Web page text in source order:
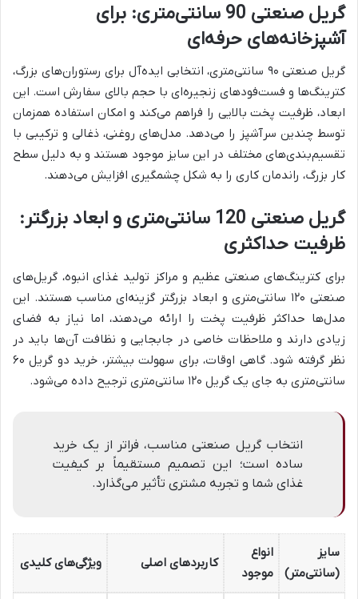
گریل صنعتی 90 سانتی‌متری: برای
آشپزخانه‌های حرفه‌ای
گریل صنعتی ۹۰ سانتی‌متری، انتخابی ایده‌آل برای رستوران‌های بزرگ،
کترینگ‌ها و فست‌فودهای زنجیره‌ای با حجم بالای سفارش است. این
ابعاد، ظرفیت پخت بالایی را فراهم می‌کند و امکان استفاده همزمان
توسط چندین سرآشپز را می‌دهد. مدل‌های روغنی، ذغالی و ترکیبی با
تقسیم‌بندی‌های مختلف در این سایز موجود هستند و به دلیل سطح
کار بزرگ، راندمان کاری را به شکل چشمگیری افزایش می‌دهند.
گریل صنعتی 120 سانتی‌متری و ابعاد بزرگتر:
ظرفیت حداکثری
برای کترینگ‌های صنعتی عظیم و مراکز تولید غذای انبوه، گریل‌های
صنعتی ۱۲۰ سانتی‌متری و ابعاد بزرگتر گزینه‌ای مناسب هستند. این
مدل‌ها حداکثر ظرفیت پخت را ارائه می‌دهند، اما نیاز به فضای
زیادی دارند و ملاحظات خاصی در جابجایی و نظافت آن‌ها باید در
نظر گرفته شود. گاهی اوقات، برای سهولت بیشتر، خرید دو گریل ۶۰
سانتی‌متری به جای یک گریل ۱۲۰ سانتی‌متری ترجیح داده می‌شود.
انتخاب گریل صنعتی مناسب، فراتر از یک خرید
ساده است؛ این تصمیم مستقیماً بر کیفیت
غذای شما و تجربه مشتری تأثیر می‌گذارد.
سایز
(سانتی‌متر)
انواع
موجود
کاربردهای اصلی ویژگی‌های کلیدی